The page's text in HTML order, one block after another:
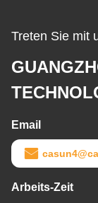
Treten Sie mit
Email
Arbeits-Zeit